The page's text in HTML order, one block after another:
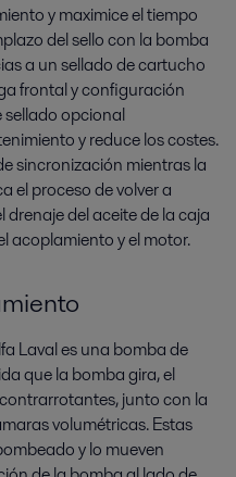
y maximice el tiempo
del sello con la bomba
a un sellado de cartucho
frontal y configuración
sellado opcional
y reduce los costes.
sincronización mientras la
el proceso de volver a
del aceite de la caja
acoplamiento y el motor.
Laval es una bomba de
que la bomba gira, el
junto con la
volumétricas. Estas
y lo mueven